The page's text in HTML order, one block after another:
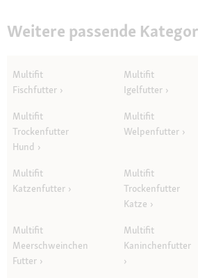
Weitere passende
Multifit
Fischfutter
Multifit
Igelfutter
Multifit
Trockenfutter
Hund
Multifit
Welpenfutter
Multifit
Katzenfutter
Multifit
Trockenfutter
Katze
Multifit
Meerschweinchen
Futter
Multifit
Kaninchenfutter